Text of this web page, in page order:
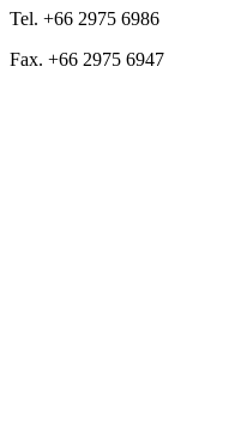
Tel. +66 2975 6986
Fax. +66 2975 6947